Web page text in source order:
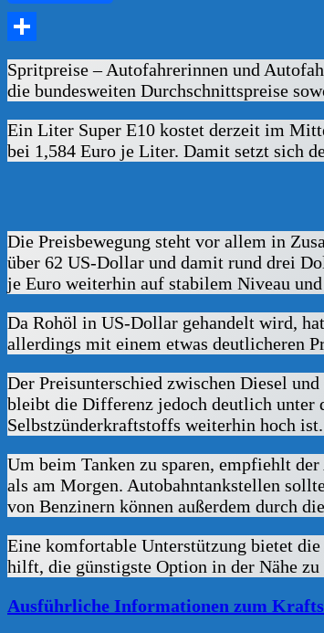
Spritpreise – Autofahrerinnen und
die bundesweiten Durchschnittspreise
Ein Liter Super E10 kostet derzeit im
bei 1,584 Euro je Liter. Damit setzt sich
Die Preisbewegung steht vor allem in
über 62 US-Dollar und damit rund drei
je Euro weiterhin auf stabilem Niveau
Da Rohöl in US-Dollar gehandelt wird,
allerdings mit einem etwas deutlicheren
Der Preisunterschied zwischen Diesel
bleibt die Differenz jedoch deutlich unter
Selbstzünderkraftstoffs weiterhin hoch ist.
Um beim Tanken zu sparen, empfiehlt
als am Morgen. Autobahntankstellen
von Benzinern können außerdem durch
Eine komfortable Unterstützung bietet
hilft, die günstigste Option in der Nähe zu
Ausführliche Informationen zum